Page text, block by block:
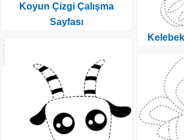
Koyun Çizgi Çalışma
Sayfası